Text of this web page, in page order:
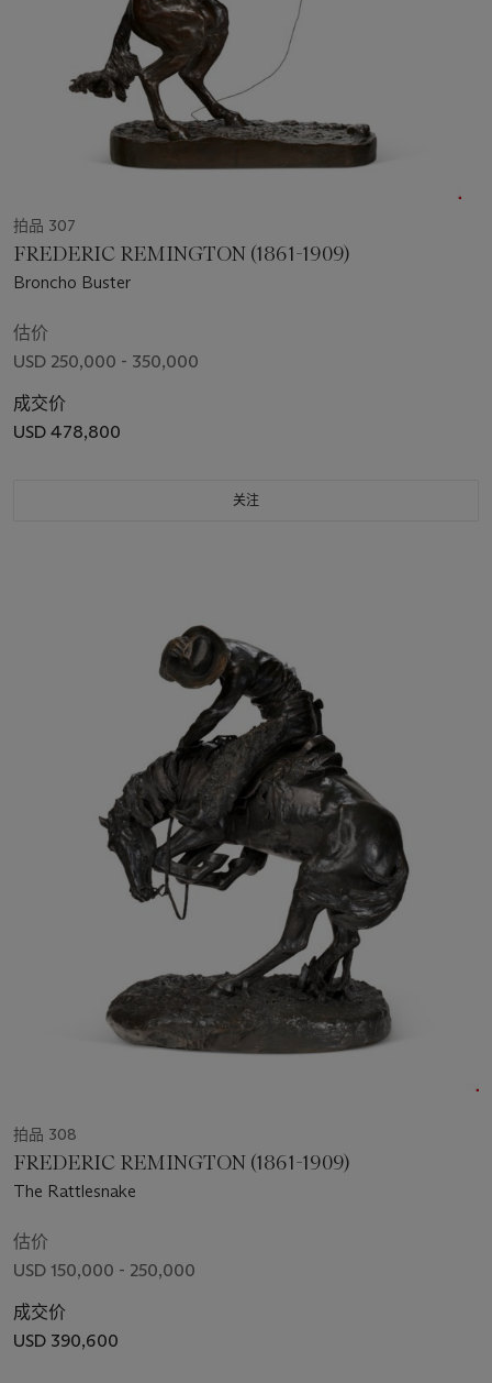
拍品 307
FREDERIC REMINGTON (1861-1909)
Broncho Buster
估价
USD 250,000 - 350,000
成交价
USD 478,800
关注
拍品 308
FREDERIC REMINGTON (1861-1909)
The Rattlesnake
估价
USD 150,000 - 250,000
成交价
USD 390,600